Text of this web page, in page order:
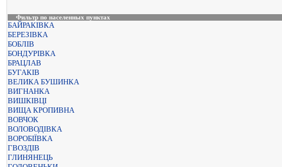
Фильтр по населенных пунктах
БАЙРАКІВКА
БЕРЕЗІВКА
БОБЛІВ
БОНДУРІВКА
БРАЦЛАВ
БУГАКІВ
ВЕЛИКА БУШИНКА
ВИГНАНКА
ВИШКІВЦІ
ВИЩА КРОПИВНА
ВОВЧОК
ВОЛОВОДІВКА
ВОРОБІЇВКА
ГВОЗДІВ
ГЛИНЯНЕЦЬ